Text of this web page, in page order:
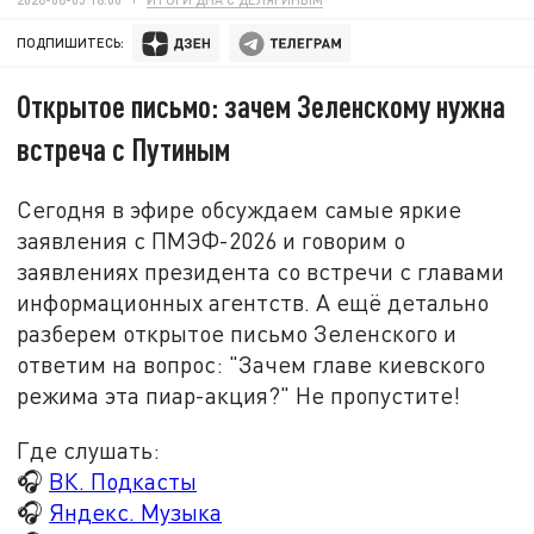
ПОДПИШИТЕСЬ:
Открытое письмо: зачем Зеленскому нужна
встреча с Путиным
Сегодня в эфире обсуждаем самые яркие
заявления с ПМЭФ-2026 и говорим о
заявлениях президента со встречи с главами
информационных агентств. А ещё детально
разберем открытое письмо Зеленского и
ответим на вопрос: "Зачем главе киевского
режима эта пиар-акция?" Не пропустите!
Где слушать:
🎧 ВК. Подкасты
🎧 Яндекс. Музыка